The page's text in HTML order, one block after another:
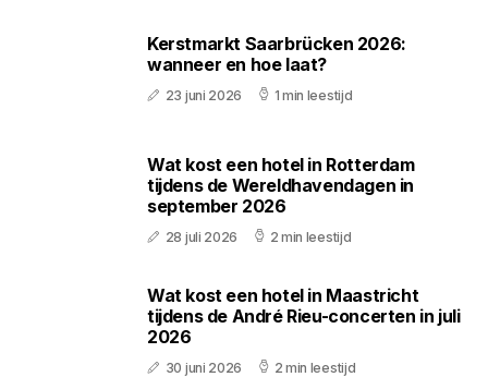
Kerstmarkt Saarbrücken 2026:
wanneer en hoe laat?
23 juni 2026 1 min leestijd
Wat kost een hotel in Rotterdam
tijdens de Wereldhavendagen in
september 2026
28 juli 2026 2 min leestijd
Wat kost een hotel in Maastricht
tijdens de André Rieu-concerten in juli
2026
30 juni 2026 2 min leestijd